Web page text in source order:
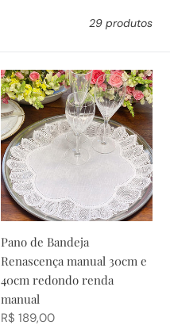
29 produtos
Pano
de
Bandeja
Renascença
manual
30cm
e
40cm
renda
manual
Pano de Bandeja
Renascença manual 30cm e
40cm redondo renda
manual
Preço
R$ 189,00